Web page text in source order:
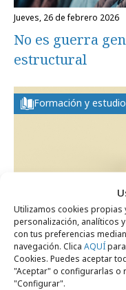
Utilizamos cookies propias
personalización, analíticos
con tus preferencias
navegación. Clica AQUÍ
Cookies. Puedes aceptar
"Aceptar" o configurarlas o
"Configurar".
jueves, 26 de febrero 2026
No es guerra
estructural
Formación y
jueves, 9 de octubre 2025
El comercio